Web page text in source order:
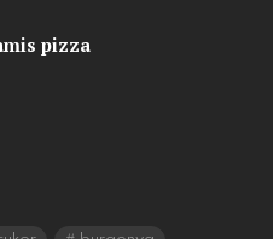
pizza